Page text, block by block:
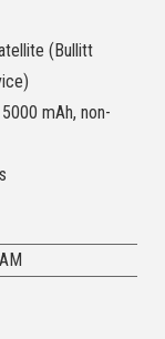
(Bullitt
mAh, non-